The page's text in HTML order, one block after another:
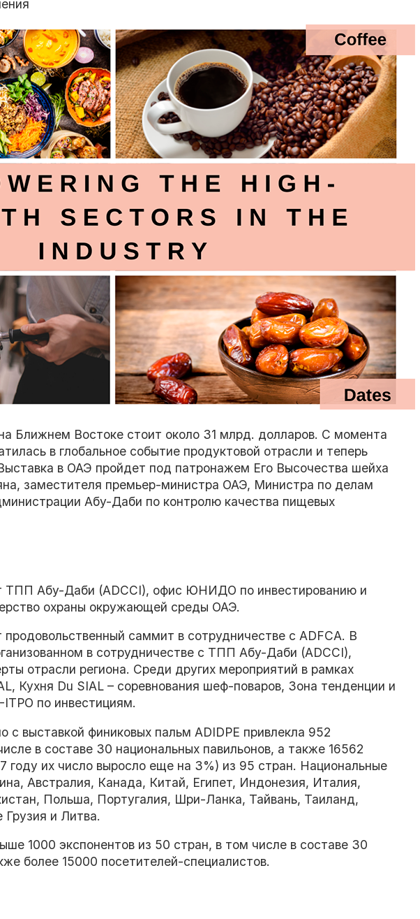
Ближнем Востоке стоит около 31 млрд. долларов. С момента
в глобальное событие продуктовой отрасли и теперь
в ОАЭ пройдет под патронажем Его Высочества шейха
заместителя премьер-министра ОАЭ, Министра по делам
Абу-Даби по контролю качества пищевых
ТПП Абу-Даби (ADCCI), офис ЮНИДО по инвестированию и
охраны окружающей среды ОАЭ.
саммит в сотрудничестве с ADFCA. В
в сотрудничестве с ТПП Абу-Даби (ADCCI),
отрасли региона. Среди других мероприятий в рамках
Кухня Du SIAL – соревнования шеф-поваров, Зона тенденции и
по инвестициям.
с выставкой финиковых пальм ADIDPE привлекла 952
в составе 30 национальных павильонов, а также 16562
году их число выросло еще на 3%) из 95 стран. Национальные
Австралия, Канада, Китай, Египет, Индонезия, Италия,
Польша, Португалия, Шри-Ланка, Тайвань, Таиланд,
и Литва.
1000 экспонентов из 50 стран, в том числе в составе 30
более 15000 посетителей-специалистов.